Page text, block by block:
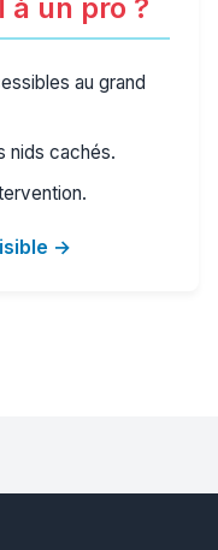
à un pro ?
au grand
nids cachés.
→